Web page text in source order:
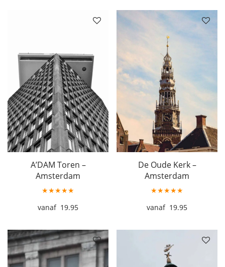
A’DAM Toren –
Amsterdam
★★★★★
19.95
De Oude Kerk –
Amsterdam
★★★★★
19.95